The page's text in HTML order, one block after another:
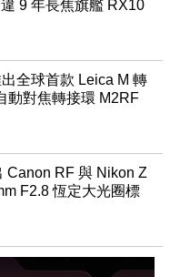
9 年長焦旗艦 RX10
全球首款 Leica M 轉
動對焦轉接環 M2RF
Canon RF 與 Nikon Z
F2.8 恆定大光圈標